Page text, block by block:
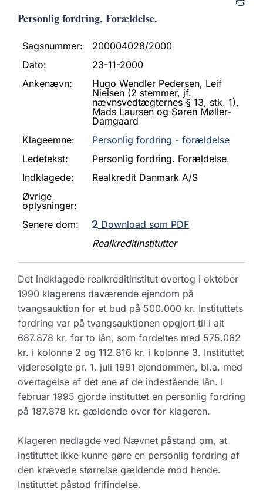
Personlig fordring. Forældelse.
Sagsnummer:
200004028/2000
Dato:
23-11-2000
Ankenævn:
Hugo Wendler Pedersen, Leif
Nielsen (2 stemmer, jf.
nævnsvedtægternes § 13, stk. 1),
Mads Laursen og Søren Møller-
Damgaard
Klageemne:
Personlig fordring - forældelse
Ledetekst:
Personlig fordring. Forældelse.
Indklagede:
Realkredit Danmark A/S
Øvrige
oplysninger:
Senere dom:
Download som PDF
Realkreditinstitutter
Det indklagede realkreditinstitut overtog i oktober
1990 klagerens daværende ejendom på
tvangsauktion for et bud på 500.000 kr. Instituttets
fordring var på tvangsauktionen opgjort til i alt
687.878 kr. for to lån, som fordeltes med 575.062
kr. i kolonne 2 og 112.816 kr. i kolonne 3. Instituttet
videresolgte pr. 1. juli 1991 ejendommen, bl.a. med
overtagelse af det ene af de indestående lån. I
februar 1995 gjorde instituttet en personlig fordring
på 187.878 kr. gældende over for klageren.
Klageren nedlagde ved Nævnet påstand om, at
instituttet ikke kunne gøre en personlig fordring af
den krævede størrelse gældende mod hende.
Instituttet påstod frifindelse.